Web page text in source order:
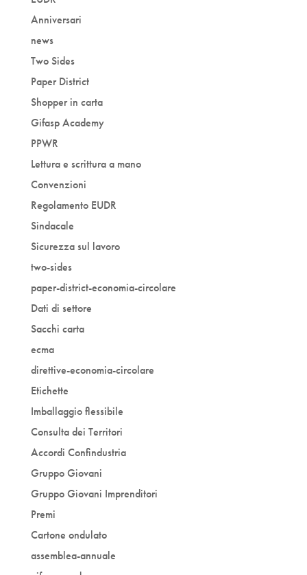
Anniversari
news
Two Sides
Paper District
Shopper in carta
Gifasp Academy
PPWR
Lettura e scrittura a mano
Convenzioni
Regolamento EUDR
Sindacale
Sicurezza sul lavoro
two-sides
paper-district-economia-circolare
Dati di settore
Sacchi carta
ecma
direttive-economia-circolare
Etichette
Imballaggio flessibile
Consulta dei Territori
Accordi Confindustria
Gruppo Giovani
Gruppo Giovani Imprenditori
Premi
Cartone ondulato
assemblea-annuale